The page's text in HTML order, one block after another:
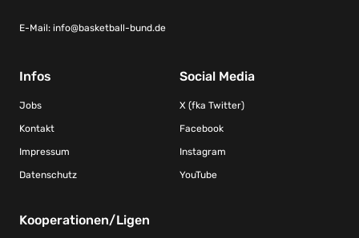
E-Mail: info@basketball-bund.de
Infos
Jobs
Kontakt
Impressum
Datenschutz
Social Media
X (fka Twitter)
Facebook
Instagram
YouTube
Kooperationen/Ligen